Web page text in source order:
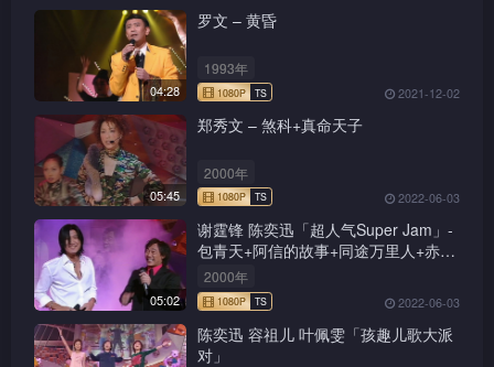
04:28
罗文 – 黄昏
1993年
2021-12-02
05:45
郑秀文 – 煞科+真命天子
2000年
2022-06-03
05:02
谢霆锋 陈奕迅「超人气Super Jam」-
包青天+阿信的故事+同途万里人+赤的
疑惑+新鸳鸯蝴蝶梦+前程锦绣
2000年
2022-06-03
陈奕迅 容祖儿 叶佩雯「孩趣儿歌大派
对」